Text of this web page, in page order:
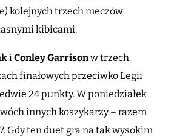
kolejnych trzech meczów
kibicami.
iConley Garrisonw trzech
finałowych przeciwko Legii
24 punkty. W poniedziałek
innych koszykarzy – razem
Gdy ten duet gra na tak wysokim